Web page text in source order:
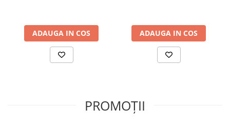
ADAUGA IN COS ADAUGA IN COS
PROMOȚII